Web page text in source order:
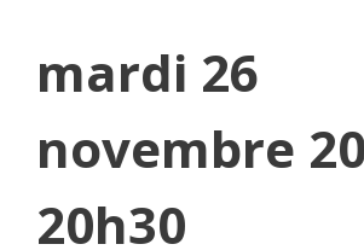
mardi 26
novembre
20h30